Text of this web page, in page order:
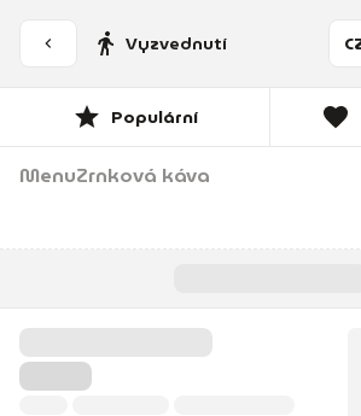
Vyzvednutí
Populární
MenuZrnková káva